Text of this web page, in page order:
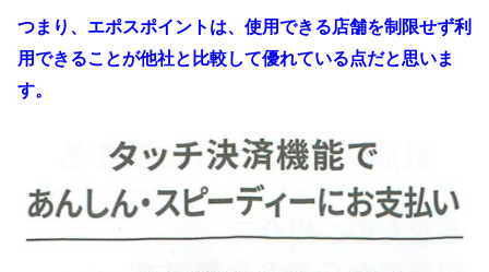
つまり、エポスポイントは、使用できる店舗を制限せず利
用できることが他社と比較して優れている点だと思いま
す。